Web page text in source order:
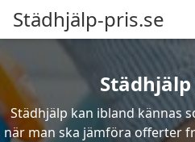
Städhjälp-pris.se
Städhjälp kan ibland kännas
när man ska jämföra offerter